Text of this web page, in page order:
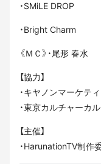
・SMiLE DROP
・Bright Charm
《ＭＣ》・尾形 春水
【協力】
・キヤノンマーケテ
・東京カルチャーカ
【主催】
・HarunationTV制作